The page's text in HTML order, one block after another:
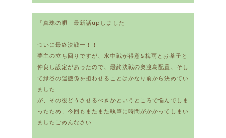
「真珠の唄」最新話upしました
ついに最終決戦ー！！
夢主の立ち回りですが、水中戦が得意&梅雨とお茶子と
仲良し設定があったので、最終決戦の奥渡島配置、そし
て緑谷の運搬係を担わせることはかなり前から決めてい
ました
が、その後どうさせるべきかというところで悩んでしま
ったため、今回もまたまた執筆に時間がかかってしまい
ましたごめんなさい